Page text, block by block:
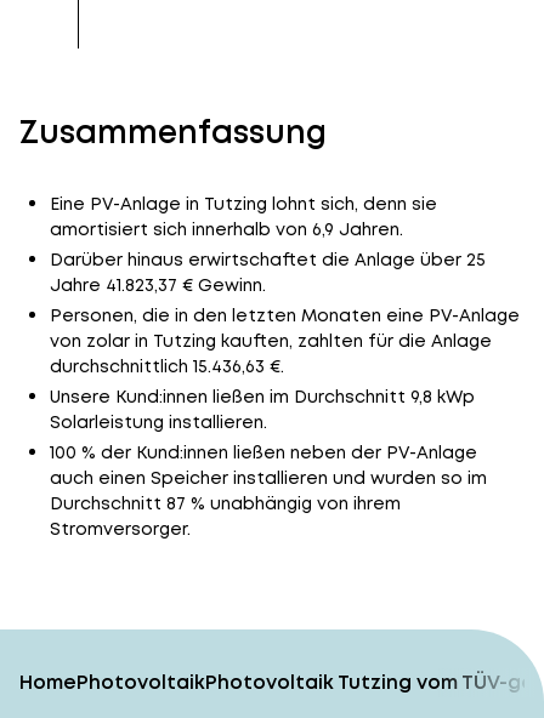
Zusammenfassung
Eine PV-Anlage in Tutzing lohnt sich, denn sie
amortisiert sich innerhalb von 6,9 Jahren.
Darüber hinaus erwirtschaftet die Anlage über 25
Jahre 41.823,37 € Gewinn.
Personen, die in den letzten Monaten eine PV-Anlage
von zolar in Tutzing kauften, zahlten für die Anlage
durchschnittlich 15.436,63 €.
Unsere Kund:innen ließen im Durchschnitt 9,8 kWp
Solarleistung installieren.
100 % der Kund:innen ließen neben der PV-Anlage
auch einen Speicher installieren und wurden so im
Durchschnitt 87 % unabhängig von ihrem
Stromversorger.
HomePhotovoltaikPhotovoltaik Tutzing vom TÜV-